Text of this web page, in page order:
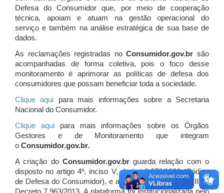
Defesa do Consumidor que, por meio de cooperação
técnica, apoiam e atuam na gestão operacional do
serviço e também na análise estratégica de sua base de
dados.
As reclamações registradas noConsumidor.gov.br são
acompanhadas de forma coletiva, pois o foco desse
monitoramento é aprimorar as políticas de defesa dos
consumidores que possam beneficiar toda a sociedade.
Clique aqui para mais informações sobre a Secretaria
Nacional do Consumidor.
Clique aquipara mais informações sobre os Órgãos
Gestores e de Monitoramento que integram
o Consumidor.gov.br.
A criação do Consumidor.gov.brguarda relação com o
disposto no artigo 4º, inciso V, da Lei 8.078/1990 (Código
de Defesa do Consumidor), e artigo 7º, incisos I, II e III do